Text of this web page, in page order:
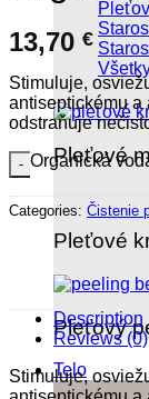
Pleťové
Pleťové
Pleťový
Telo
13,70 €
Stimuluje,
antiseptickému a
odstraňuje
Organická
Categories: Čistenie
Description
Reviews (0)
Stimuluje,